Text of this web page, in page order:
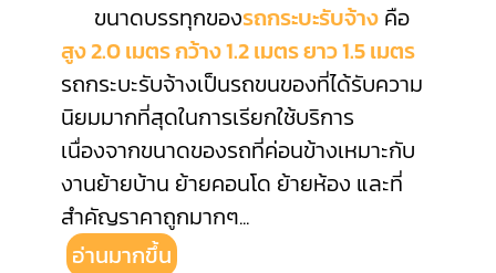
ขนาดบรรทุกของรถกระบะรับจ้างคือ
สูง 2.0 เมตร กว้าง 1.2 เมตร ยาว 1.5 เมตร
รถกระบะรับจ้างเป็นรถขนของที่ได้รับความ
นิยมมากที่สุดในการเรียกใช้บริการ
เนื่องจากขนาดของรถที่ค่อนข้างเหมาะกับ
งานย้ายบ้าน ย้ายคอนโด ย้ายห้อง และที่
สำคัญราคาถูกมากๆ...
อ่านมากขึ้น